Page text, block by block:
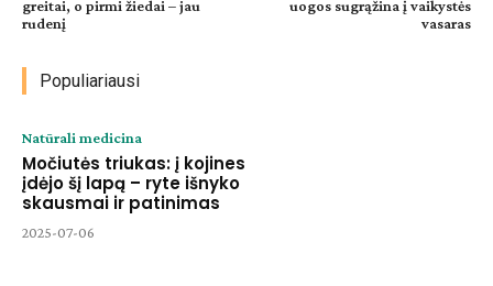
greitai, o pirmi žiedai – jau
rudenį
uogos sugrąžina į vaikystės
vasaras
Populiariausi
Natūrali medicina
Močiutės triukas: į kojines
įdėjo šį lapą – ryte išnyko
skausmai ir patinimas
2025-07-06